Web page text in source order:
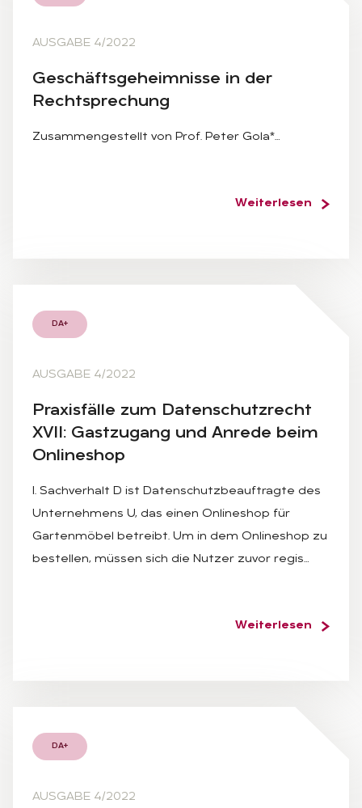
AUSGABE 4/2022
Ge­schäfts­ge­heim­nis­se in der
Recht­spre­chung
Zusammengestellt von Prof. Peter Gola*…
Weiterlesen
DA+
AUSGABE 4/2022
Pra­xis­fäl­le zum Da­ten­schutz­recht
XVII: Gast­zu­gang und An­re­de beim
On­line­shop
I. Sachverhalt D ist Datenschutzbeauftragte des
Unternehmens U, das einen Onlineshop für
Gartenmöbel betreibt. Um in dem Onlineshop zu
bestellen, müssen sich die Nutzer zuvor regis…
Weiterlesen
DA+
AUSGABE 4/2022